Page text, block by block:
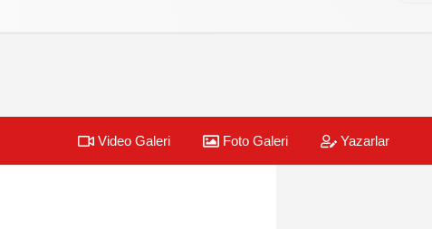
Video Galeri Foto Galeri Yazarlar